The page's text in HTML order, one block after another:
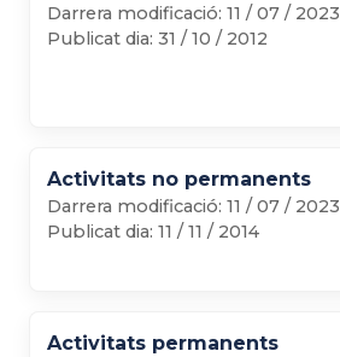
Darrera modificació: 11 / 07 / 2023
Publicat dia: 31 / 10 / 2012
Activitats no permanents
Darrera modificació: 11 / 07 / 2023
Publicat dia: 11 / 11 / 2014
Activitats permanents